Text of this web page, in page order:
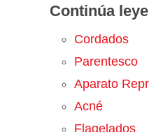
Continúa
Cordados
Parentesco
Aparato
Acné
Flagelados